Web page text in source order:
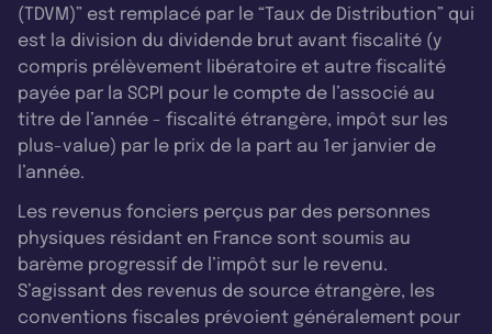
(TDVM)” est remplacé par le “Taux de Distribution” qui
est la division du dividende brut avant fiscalité (y
compris prélèvement libératoire et autre fiscalité
payée par la SCPI pour le compte de l’associé au
titre de l’année - fiscalité étrangère, impôt sur les
plus-value) par le prix de la part au 1er janvier de
l’année.
Les revenus fonciers perçus par des personnes
physiques résidant en France sont soumis au
barème progressif de l’impôt sur le revenu.
S’agissant des revenus de source étrangère, les
conventions fiscales prévoient généralement pour